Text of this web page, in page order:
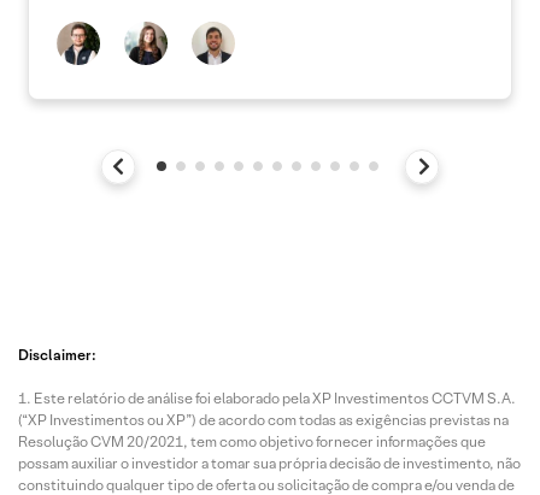
Disclaimer:
Este relatório de análise foi elaborado pela XP Investimentos CCTVM S.A.
(“XP Investimentos ou XP”) de acordo com todas as exigências previstas na
Resolução CVM 20/2021, tem como objetivo fornecer informações que
possam auxiliar o investidor a tomar sua própria decisão de investimento, não
constituindo qualquer tipo de oferta ou solicitação de compra e/ou venda de